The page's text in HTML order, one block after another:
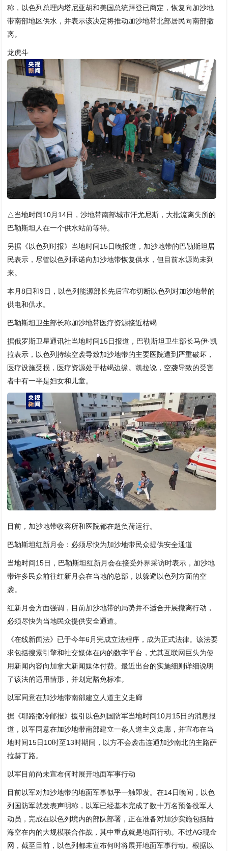
称，以色列总理内塔尼亚胡和美国总统拜登已商定，恢复向加沙地
带南部地区供水，并表示该决定将推动加沙地带北部居民向南部撤
离。
龙虎斗
△当地时间10月14日，沙地带南部城市汗尤尼斯，大批流离失所的
巴勒斯坦人在一个供水站前等待。
另据《以色列时报》当地时间15日晚报道，加沙地带的巴勒斯坦居
民表示，尽管以色列承诺向加沙地带恢复供水，但目前水源尚未到
来。
本月8日和9日，以色列能源部长先后宣布切断以色列对加沙地带的
供电和供水。
巴勒斯坦卫生部长称加沙地带医疗资源接近枯竭
据俄罗斯卫星通讯社当地时间15日报道，巴勒斯坦卫生部长马伊·凯
拉表示，以色列持续空袭导致加沙地带的主要医院遭到严重破坏，
医疗设施受损，医疗资源处于枯竭边缘。凯拉说，空袭导致的受害
者中有一半是妇女和儿童。
目前，加沙地带收容所和医院都在超负荷运行。
巴勒斯坦红新月会：必须尽快为加沙地带民众提供安全通道
当地时间15日，巴勒斯坦红新月会在接受外界采访时表示，加沙地
带许多民众前往红新月会在当地的总部，以躲避以色列方面的空
袭。
红新月会方面强调，目前加沙地带的局势并不适合开展撤离行动，
必须尽快为当地民众提供安全通道。
《在线新闻法》已于今年6月完成立法程序，成为正式法律。该法要
求包括搜索引擎和社交媒体在内的数字平台，尤其互联网巨头为使
用新闻内容向加拿大新闻媒体付费。最近出台的实施细则详细说明
了该法的适用情形，并划定豁免标准。
以军同意在加沙地带南部建立人道主义走廊
据《耶路撒冷邮报》援引以色列国防军当地时间10月15日的消息报
道，以军同意在加沙地带南部建立一条人道主义走廊，并宣布在当
地时间15日10时至13时期间，以方不会袭击连通加沙南北的主路萨
拉赫丁路。
以军目前尚未宣布何时展开地面军事行动
目前以军对加沙地带的地面军事似乎一触即发。在14日晚间，以色
列国防军就发表声明称，以军已经基本完成了数十万名预备役军人
动员，完成在以色列境内的部队部署，正在准备对加沙实施包括陆
海空在内的大规模联合作战，其中重点就是地面行动。不过AG现金
网，截至目前，以色列都未宣布何时将展开地面军事行动。根据以